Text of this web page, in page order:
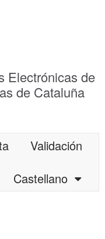
Electrónicas de
de Cataluña
Validación
Castellano